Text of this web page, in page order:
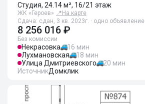
Студия, 24.14 м², 16/21 этаж
ЖК «Героев» 📍 На карте
Сдача: сдан, 3 кв. 2023г. · одно объявление
8 256 016 ₽
Без комиссии
Некрасовка
16 мин
Лухмановская
18 мин
Улица Дмитриевского
20 мин
ИсточникДомклик